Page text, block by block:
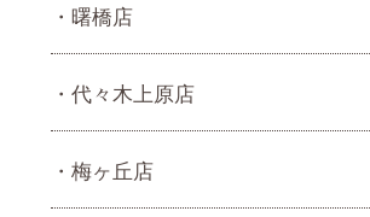
曙橋店
代々木上原店
梅ヶ丘店